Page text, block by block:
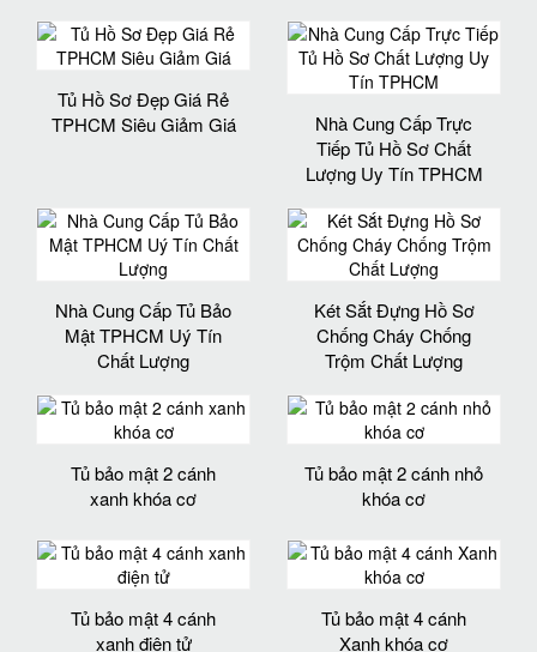
Tủ Hồ Sơ Đẹp Giá Rẻ
TPHCM Siêu Giảm Giá
Nhà Cung Cấp Trực
Tiếp Tủ Hồ Sơ Chất
Lượng Uy Tín TPHCM
Nhà Cung Cấp Tủ Bảo
Mật TPHCM Uý Tín
Chất Lượng
Két Sắt Đựng Hồ Sơ
Chống Cháy Chống
Trộm Chất Lượng
Tủ bảo mật 2 cánh
xanh khóa cơ
Tủ bảo mật 2 cánh nhỏ
khóa cơ
Tủ bảo mật 4 cánh
xanh điện tử
Tủ bảo mật 4 cánh
Xanh khóa cơ